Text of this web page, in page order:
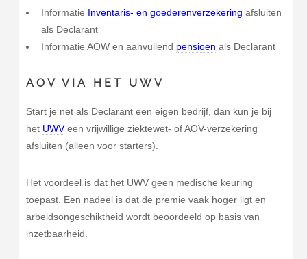
Informatie Inventaris- en goederenverzekering afsluiten
als Declarant
Informatie AOW en aanvullend pensioen als Declarant
AOV VIA HET UWV
Start je net als Declarant een eigen bedrijf, dan kun je bij
het UWVeen vrijwillige ziektewet- of AOV-verzekering
afsluiten (alleen voor starters).
Het voordeel is dat het UWV geen medische keuring
toepast. Een nadeel is dat de premie vaak hoger ligt en
arbeidsongeschiktheid wordt beoordeeld op basis van
inzetbaarheid.